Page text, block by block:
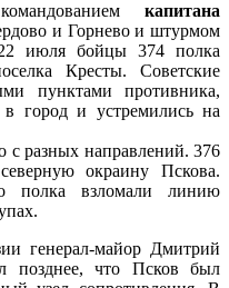
капитана
и Горнево и штурмом
июля бойцы 374 полка
Кресты. Советские
пунктами противника,
в город и устремились на
с разных направлений. 376
окраину Пскова.
полка взломали линию
генерал-майор Дмитрий
позднее, что Псков был